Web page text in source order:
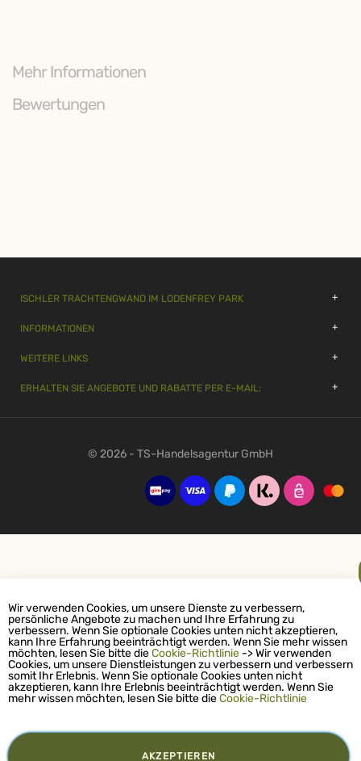
Mehr Informationen
Bewertungen
ISCHLER TRACHTENGWAND IM LODENFREY PARK
INFORMATIONEN
WEITERE LINKS
ERHALTEN SIE ANGEBOTE UND RABATTE PER E-MAIL:
© 2026 - TS-Handelsagentur GmbH
Wir verwenden Cookies, um unsere Dienste zu verbessern,
persönliche Angebote zu machen und Ihre Erfahrung zu
verbessern. Wenn Sie optionale Cookies unten nicht akzeptieren,
kann Ihre Erfahrung beeinträchtigt werden. Wenn Sie mehr wissen
möchten, lesen Sie bitte dieCookie-Richtlinie -> Wir verwenden
Cookies, um unsere Dienstleistungen zu verbessern und verbessern
somit Ihr Erlebnis. Wenn Sie optionale Cookies unten nicht
akzeptieren, kann Ihre Erlebnis beeinträchtigt werden. Wenn Sie
mehr wissen möchten, lesen Sie bitte dieCookie-Richtlinie
AKZEPTIEREN